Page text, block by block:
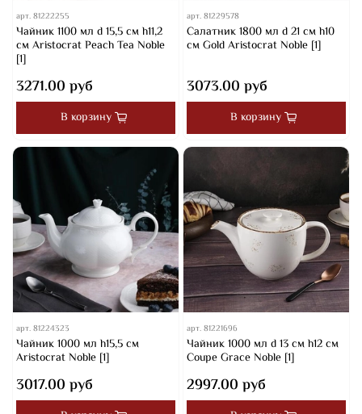
арт.81222255
Чайник 1100 мл d 15,5 см h11,2
см Aristocrat Peach Tea Noble
[1]
3271.00 руб
В корзину
арт.81229578
Салатник 1800 мл d 21 см h10
см Gold Aristocrat Noble [1]
3073.00 руб
В корзину
арт.81224323
Чайник 1000 мл h15,5 см
Aristocrat Noble [1]
3017.00 руб
арт.81221696
Чайник 1000 мл d 13 см h12 см
Coupe Grace Noble [1]
2997.00 руб